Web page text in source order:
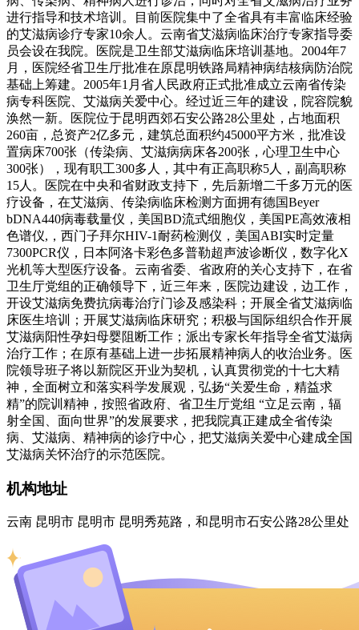
进行指导和技术培训。目前医院集中了全省具有丰富临床经验
的艾滋病诊疗专家10余人。云南省艾滋病临床治疗专家指导委
员会设在我院。医院是卫生部艾滋病临床培训基地。2004年7
月，医院经省卫生厅批准在原昆明铁路局精神病结核病防治院
基础上筹建。2005年1月省人民政府正式批准成立云南省传染
病专科医院、艾滋病关爱中心。经过近三年的建设，院容院貌
涣然一新。医院位于昆明西郊石安公路28公里处，占地面积
260亩，总资产2亿多元，建筑总面积约45000平方米，批准设
置病床700张（传染病、艾滋病病床各200张，心理卫生中心
300张），现有职工300多人，其中有正高职称5人，副高职称
15人。医院在中央和省财政支持下，先后新增二千多万元的医
疗设备，在艾滋病、传染病临床检测方面拥有德国Beyer
bDNA440病毒载量仪，美国BD流式细胞仪，美国PE高效液相
色谱仪,，西门子拜尔HIV-1耐药检测仪，美国ABI实时定量
7300PCR仪，日本阿洛卡彩色多普勒超声波诊断仪，数字化X
光机等大型医疗设备。云南省委、省政府的关心支持下，在省
卫生厅党组的正确领导下，近三年来，医院边建设，边工作，
开设艾滋病免费抗病毒治疗门诊及感染科；开展全省艾滋病临
床医生培训；开展艾滋病临床研究；积极与国际组织合作开展
艾滋病阳性孕妇母婴阻断工作；派出专家长年指导全省艾滋病
治疗工作；在原有基础上进一步拓展精神病人的收治业务。医
院领导班子将以新院区开业为契机，认真贯彻党的十七大精
神，全面树立和落实科学发展观，弘扬“关爱生命，精益求
精”的院训精神，按照省政府、省卫生厅党组 “立足云南，辐
射全国、面向世界”的发展要求，把我院真正建成全省传染
病、艾滋病、精神病的诊疗中心，把艾滋病关爱中心建成全国
艾滋病关怀治疗的示范医院。
机构地址
云南 昆明市 昆明市 昆明秀苑路，和昆明市石安公路28公里处